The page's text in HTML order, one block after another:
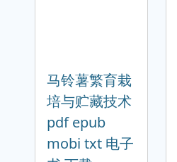
马铃薯繁育栽
培与贮藏技术
pdf epub
mobi txt 电子